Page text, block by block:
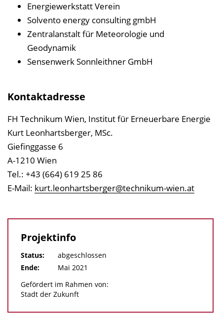
r
P
u
l
a
t
i
o
n
Energiewerkstatt Verein
Solvento energy consulting gmbH
Zentralanstalt für Meteorologie und
Geodynamik
Sensenwerk Sonnleithner GmbH
Kontaktadresse
FH Technikum Wien, Institut für Erneuerbare Energie
Kurt Leonhartsberger, MSc.
Giefinggasse 6
A-1210 Wien
Tel.: +43 (664) 619 25 86
E-Mail: kurt.leonhartsberger@technikum-wien.at
Projektinfo
Status:
abgeschlossen
Ende:
Mai 2021
Gefördert im Rahmen von:
Stadt der Zukunft